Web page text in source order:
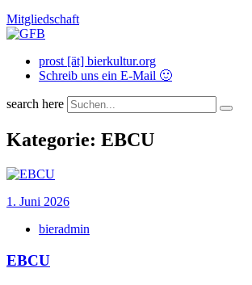
Mitgliedschaft
prost [ät] bierkultur.org
Schreib uns ein E-Mail 🙂
search here
Kategorie: EBCU
1. Juni 2026
bieradmin
EBCU